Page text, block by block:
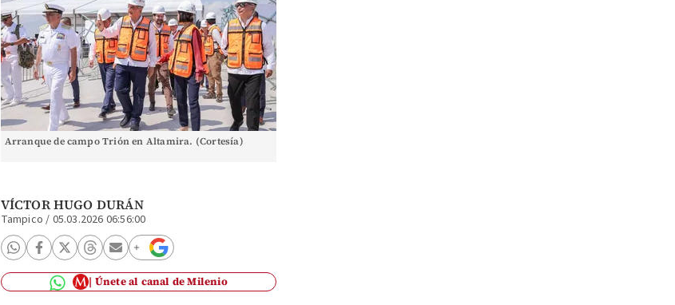
Arranque de campo Trión en Altamira. (Cortesía)
VÍCTOR HUGO DURÁN
Tampico / 05.03.2026 06:56:00
Únete al canal de Milenio